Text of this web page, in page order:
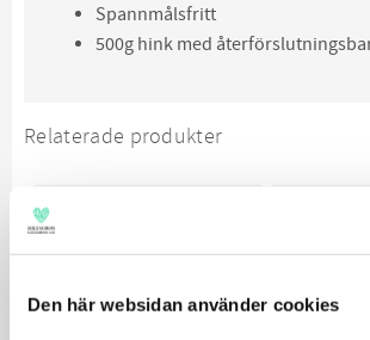
Den här websidan använder cookies
Spannmålsfritt
500g hink med
Relaterade produkter
SPANNMÅLSFRI